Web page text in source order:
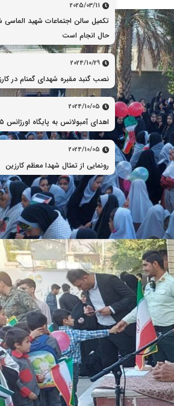
2025/03/11
تکمیل سالن اجتماعات شهید الماسی
حال انجام است
2024/10/29
نصب گنبد مقبره شهدای گمنام در
2024/10/05
اهدای آمبولانس به پایگاه اورژانس ۱۱۵ کارزین
2024/10/05
رونمایی از تمثال شهدا معظم کارزین